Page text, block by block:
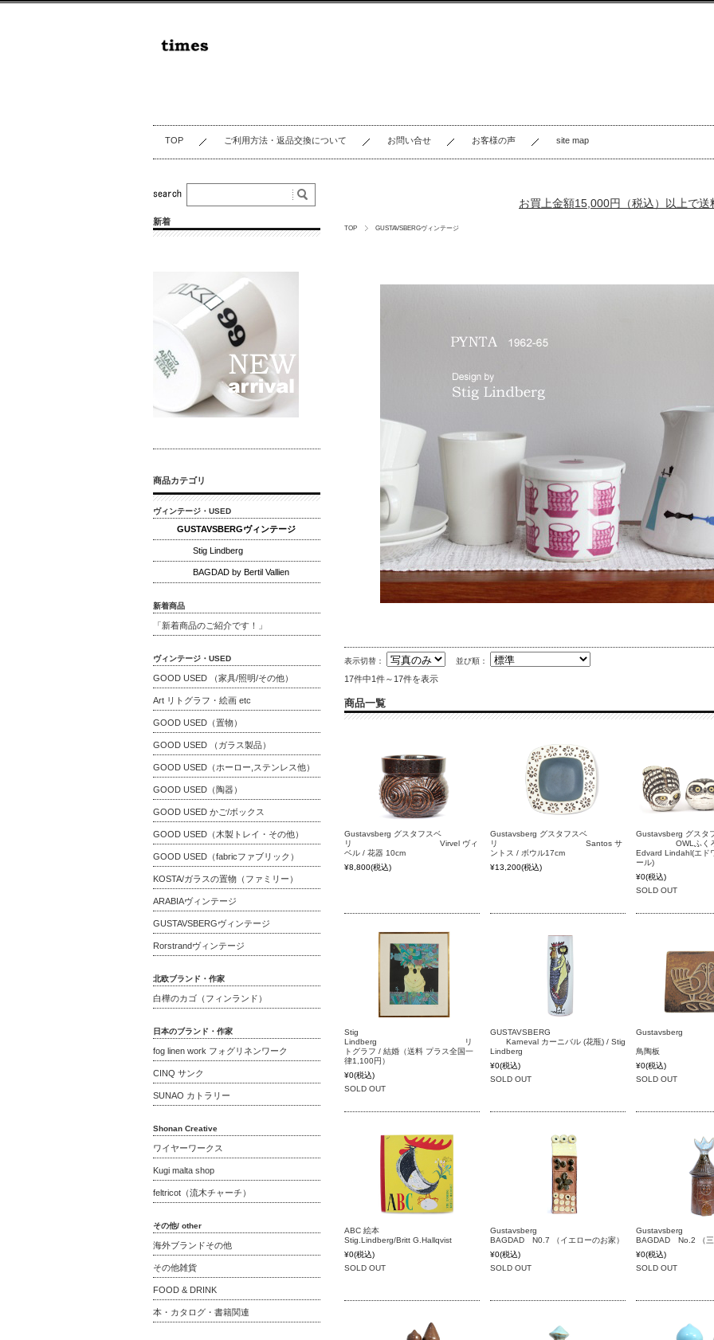
TOP ご利用方法・返品交換について お問い合せ お客様の声 site map
お買上金額15,000円（税込）以上で送
TOP GUSTAVSBERGヴィンテージ
表示切替： 並び順：
17件中1件～17件を表示
商品一覧
Gustavsberg グスタフスベ
リ Virvel ヴィ
ベル / 花器 10cm
¥8,800(税込)
Gustavsberg グスタフスベ
リ Santos サ
ントス / ボウル17cm
¥13,200(税込)
Gustavsberg グスタ
OWLふくろう
Edvard Lindahl(エド
ール)
¥0(税込)
SOLD OUT
Stig
Lindberg リ
トグラフ / 結婚（送料 プラス全国一
律1,100円）
¥0(税込)
SOLD OUT
GUSTAVSBERG
Karneval カーニバル (花瓶) / Stig
Lindberg
¥0(税込)
SOLD OUT
Gustavsberg
鳥陶板
¥0(税込)
SOLD OUT
ABC 絵本
Stig.Lindberg/Britt G.Hallqvist
¥0(税込)
SOLD OUT
Gustavsberg
BAGDAD N0.7 （イエローのお家）
¥0(税込)
SOLD OUT
BAGDAD No.2 （三
¥0(税込)
SOLD OUT
新着
商品カテゴリ
ヴィンテージ・USED
GUSTAVSBERGヴィンテージ
Stig Lindberg
BAGDAD by Bertil Vallien
新着商品
「新着商品のご紹介です！」
ヴィンテージ・USED
GOOD USED （家具/照明/その他）
Art リトグラフ・絵画 etc
GOOD USED（置物）
GOOD USED （ガラス製品）
GOOD USED（ホーロー,ステンレス他）
GOOD USED（陶器）
GOOD USED かご/ボックス
GOOD USED（木製トレイ・その他）
GOOD USED（fabricファブリック）
KOSTA/ガラスの置物（ファミリー）
ARABIAヴィンテージ
GUSTAVSBERGヴィンテージ
Rorstrandヴィンテージ
北欧ブランド・作家
白樺のカゴ（フィンランド）
日本のブランド・作家
fog linen work フォグリネンワーク
CINQ サンク
SUNAO カトラリー
Shonan Creative
ワイヤーワークス
Kugi malta shop
feltricot（流木チャーチ）
その他/ other
海外ブランドその他
その他雑貨
FOOD & DRINK
本・カタログ・書籍関連